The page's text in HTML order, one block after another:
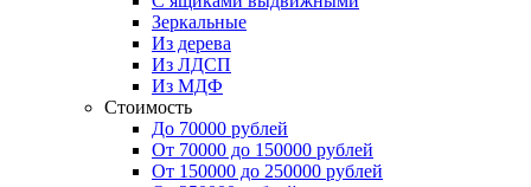
Зеркальные
Из дерева
Из ЛДСП
Из МДФ
Стоимость
До 70000 рублей
От 70000 до 150000 рублей
От 150000 до 250000 рублей